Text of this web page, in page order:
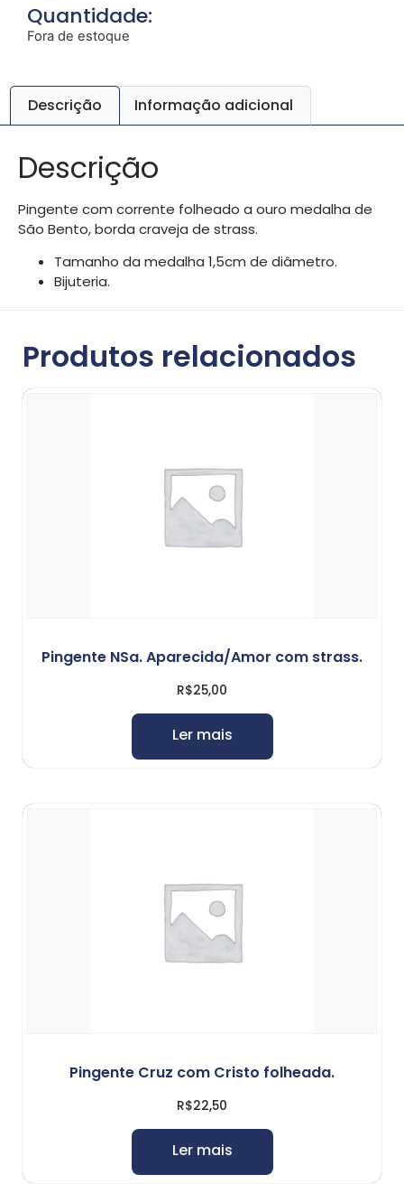
Quantidade:
Fora de estoque
Descrição Informação adicional
Descrição
Pingente com corrente folheado a ouro medalha de
São Bento, borda craveja de strass.
Tamanho da medalha 1,5cm de diâmetro.
Bijuteria.
Produtos relacionados
Pingente NSa. Aparecida/Amor com strass.
R$25,00
Ler mais
Pingente Cruz com Cristo folheada.
R$22,50
Ler mais